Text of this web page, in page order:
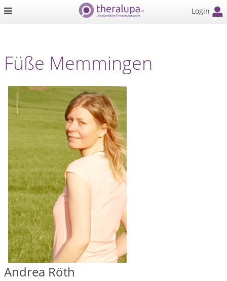
Login
Füße Memmingen
Andrea Röth